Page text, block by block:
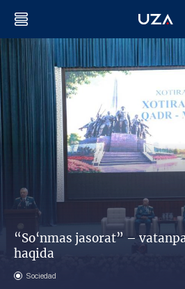
“So‘nmas jasorat” –
haqida
Sociedad